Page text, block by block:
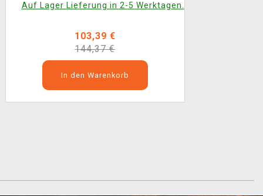
Auf Lager Lieferung in 2-5 Werktagen.
103,39 €
144,37 €
In den Warenkorb